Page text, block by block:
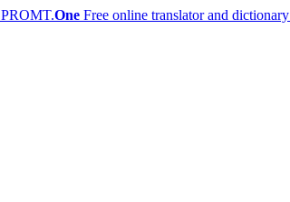
PROMT.One Free online translator and dictionary